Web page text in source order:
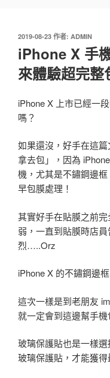
發
2019-08-23 作者: ADMIN
iPhone X 手
來體驗超完整
iPhone X 上市已經一
嗎？
如果還沒，好手在這
拿去包」，因為
機，尤其是不鏽鋼邊
早包膜處理！
其實好手在貼膜之前
弱，一直到貼膜時店
烈…..Orz
iPhone X 的不鏽鋼邊
這次一樣是到老朋友
就一定會到這邊幫手
玻璃保護貼也是一樣
玻璃保護貼，才能獲得